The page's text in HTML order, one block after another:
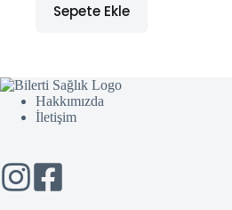
Sepete Ekle
Hakkımızda
İletişim